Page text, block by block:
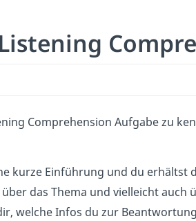
Comprehension Aufgabe zu
kurze Einführung und du erhältst
das Thema und vielleicht auch
welche Infos du zur